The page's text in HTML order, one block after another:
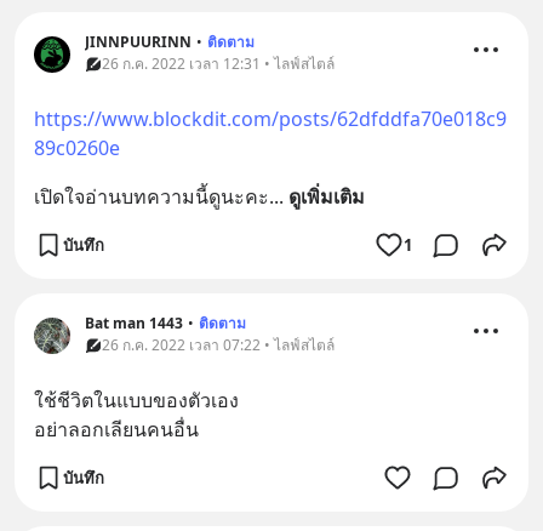
JINNPUURINN • ติดตาม
26 ก.ค. 2022 เวลา 12:31 • ไลฟ์สไตล์
https://www.blockdit.com/posts/62dfddfa70e018c9
89c0260e
เปิดใจอ่านบทความนี้ดูนะคะ... ดูเพิ่มเติม
บันทึก 1
Bat man 1443 • ติดตาม
26 ก.ค. 2022 เวลา 07:22 • ไลฟ์สไตล์
ใช้ชีวิตในแบบของตัวเอง
อย่าลอกเลียนคนอื่น
บันทึก